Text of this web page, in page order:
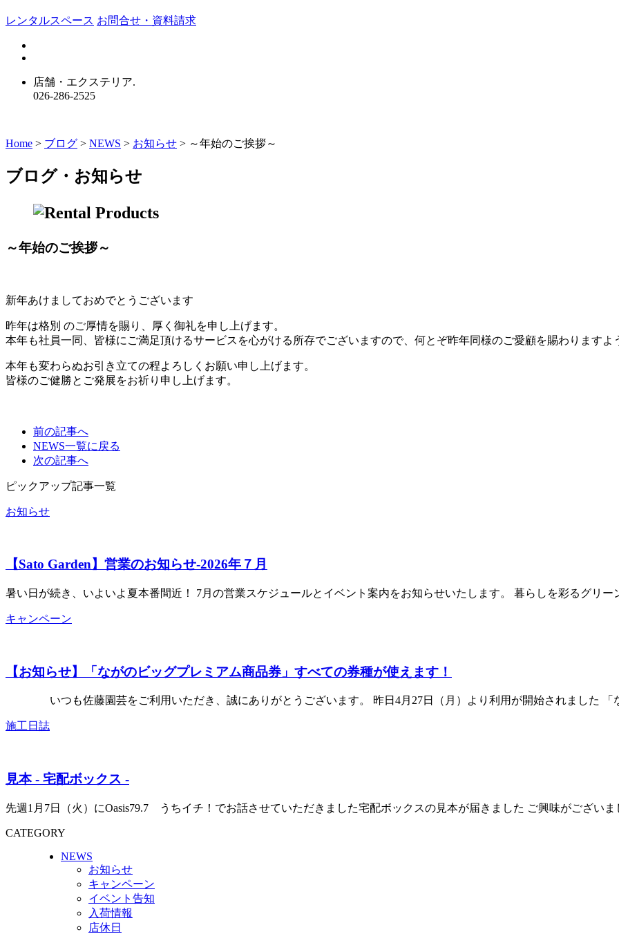
レンタルスペース お問合せ・資料請求
店舗・エクステリア.
026-286-2525
Home > ブログ > NEWS > お知らせ > ～年始のご挨拶～
ブログ・お知らせ
～年始のご挨拶～
新年あけましておめでとうございます
昨年は格別 のご厚情を賜り、厚く御礼を申し上げます。
本年も社員一同、皆様にご満足頂けるサービスを心がける所存でございますので、何とぞ昨年同様のご愛顧を賜わりますよ
本年も変わらぬお引き立ての程よろしくお願い申し上げます。
皆様のご健勝とご発展をお祈り申し上げます。
前の記事へ
NEWS一覧に 戻る
次の記事へ
ピックアップ記事一覧
お知らせ
【Sato Garden】営業のお知らせ‐2026年７月
暑い日が続き、いよいよ夏本番間近！ 7月の営業スケジュールとイベント案内をお知らせいたします。 暮らしを彩るグリ
キャンペーン
【お知らせ】「ながのビッグプレミアム商品券」すべての券種が使えます！
いつも佐藤園芸をご利用いただき、誠にありがとうございます。 昨日4月27日（月）より利用が開始されました 「
施工日誌
見本 - 宅配ボックス -
先週1月7日（火）にOasis79.7 うちイチ！でお話させていただきました宅配ボックスの見本が届きました ご興味がござい
CATEGORY
NEWS
お知らせ
キャンペーン
イベント告知
入荷情報
店休日